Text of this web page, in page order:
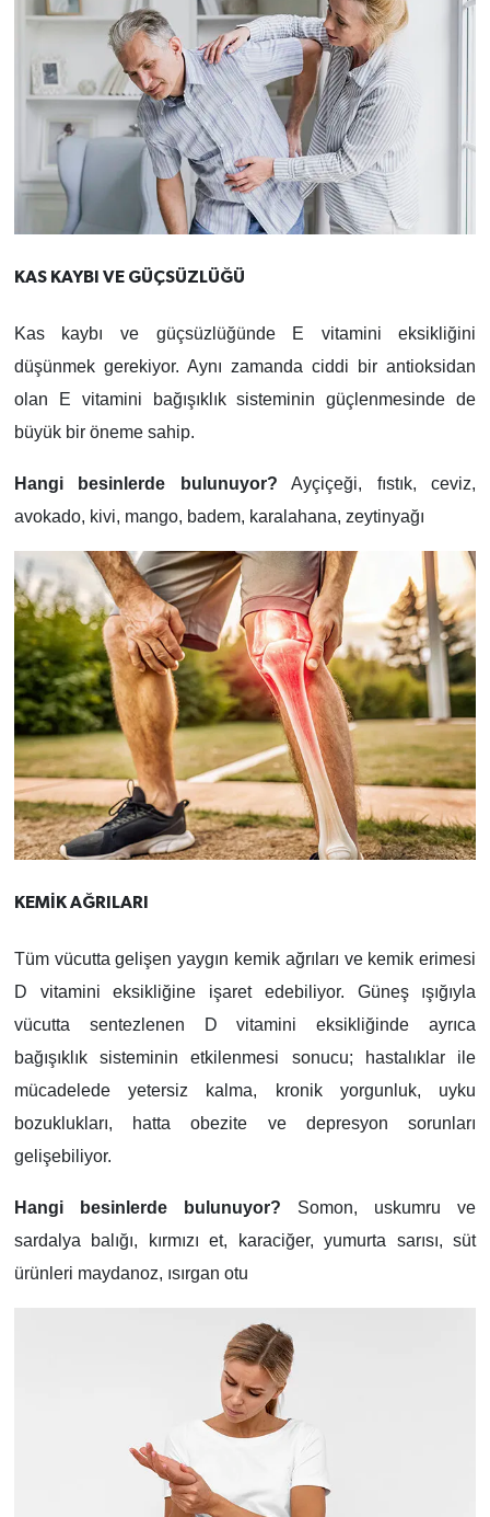
KAS KAYBI VE GÜÇSÜZLÜĞÜ
Kas kaybı ve güçsüzlüğünde E vitamini eksikliğini
düşünmek gerekiyor. Aynı zamanda ciddi bir antioksidan
olan E vitamini bağışıklık sisteminin güçlenmesinde de
büyük bir öneme sahip.
Hangi besinlerde bulunuyor? Ayçiçeği, fıstık, ceviz,
avokado, kivi, mango, badem, karalahana, zeytinyağı
KEMİK AĞRILARI
Tüm vücutta gelişen yaygın kemik ağrıları ve kemik erimesi
D vitamini eksikliğine işaret edebiliyor. Güneş ışığıyla
vücutta sentezlenen D vitamini eksikliğinde ayrıca
bağışıklık sisteminin etkilenmesi sonucu; hastalıklar ile
mücadelede yetersiz kalma, kronik yorgunluk, uyku
bozuklukları, hatta obezite ve depresyon sorunları
gelişebiliyor.
Hangi besinlerde bulunuyor? Somon, uskumru ve
sardalya balığı, kırmızı et, karaciğer, yumurta sarısı, süt
ürünleri maydanoz, ısırgan otu